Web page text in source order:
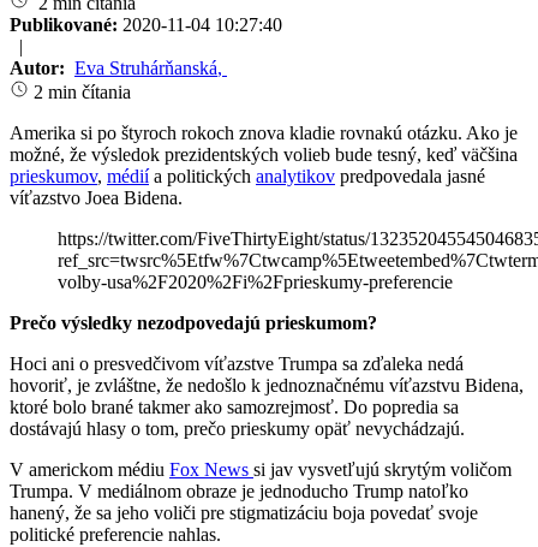
Publikované: 2020-11-04 10:27:40
|
Autor: Eva Struhárňanská,
2 min čítania
Amerika si po štyroch rokoch znova kladie rovnakú otázku. Ako je
možné, že výsledok prezidentských volieb bude tesný, keď väčšina
prieskumov, médiía politických analytikov predpovedala jasné
víťazstvo Joea Bidena.
https://twitter.com/FiveThirtyEight/status/
volby-usa%2F2020%2Fi%2Fprieskumy-preferencie
Prečo výsledky nezodpovedajú prieskumom?
Hoci ani o presvedčivom víťazstve Trumpa sa zďaleka nedá
hovoriť, je zvláštne, že nedošlo k jednoznačnému víťazstvu Bidena,
ktoré bolo brané takmer ako samozrejmosť. Do popredia sa
dostávajú hlasy o tom, prečo prieskumy opäť nevychádzajú.
V americkom médiu Fox News si jav vysvetľujú skrytým voličom
Trumpa. V mediálnom obraze je jednoducho Trump natoľko
hanený, že sa jeho voliči pre stigmatizáciu boja povedať svoje
politické preferencie nahlas.